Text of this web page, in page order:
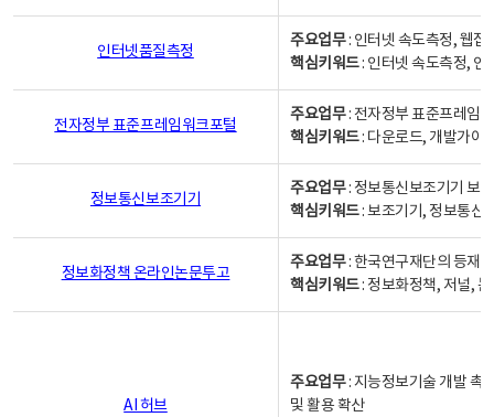
인터넷품질측정
주요업무: 인터넷 속도측정, 웹접
핵심키워드: 인터넷 속도측정, 인
전자정부 표준프레임워크포털
주요업무: 전자정부 표준프레임
핵심키워드: 다운로드, 개발가이
정보통신보조기기
주요업무: 정보통신보조기기 보
핵심키워드: 보조기기, 정보통신
정보화정책 온라인논문투고
주요업무: 한국연구재단의 등재
핵심키워드: 정보화정책, 저널,
AI 허브
주요업무: 지능정보기술 개발 촉
및 활용 확산